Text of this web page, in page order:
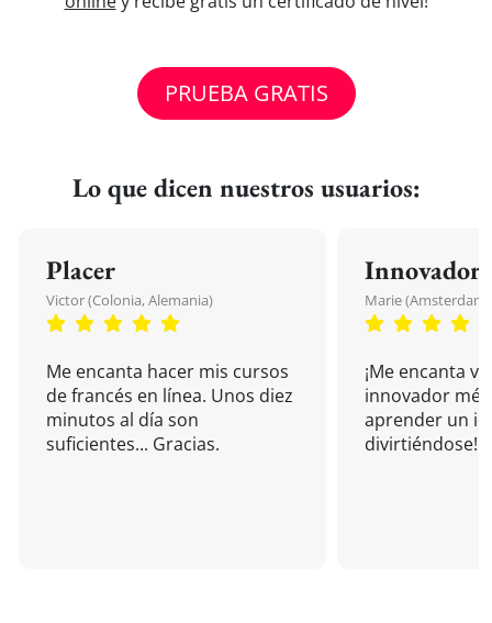
PRUEBA GRATIS
Lo que dicen nuestros usuarios:
Placer
Victor (Colonia, Alemania)
Me encanta hacer mis cursos
de francés en línea. Unos diez
minutos al día son
suficientes... Gracias.
Innovador
Marie (Amsterdam,
¡Me encanta
innovador
aprender un
divirtiéndose!